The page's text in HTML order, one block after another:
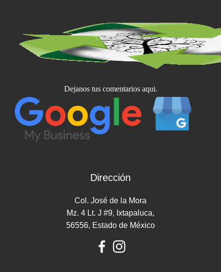
Dejanos tus comentarios aqui.
Dirección
Col. José de la Mora
Mz. 4 Lt. J #9, Ixtapaluca,
56556, Estado de México